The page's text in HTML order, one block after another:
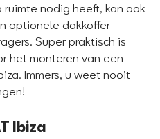
nodig heeft, kan ook
optionele dakkoffer
Super praktisch is
het monteren van een
Immers, u weet nooit
Ibiza